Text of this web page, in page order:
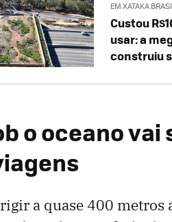
EM XATAKA
Custou
usar: a
construiu
o oceano
a quase 400